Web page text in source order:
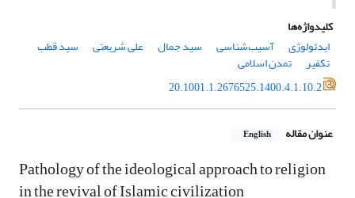
کلیدواژه‌ها
ایدئولوژی
آسیب‌شناسی سید جمال علی شریعتی سید قطب
تکفیر
تمدن اسلامی
20.1001.1.2676525.1400.4.1.10.2
عنوان مقاله English
Pathology of the ideological approach to religion
in the revival of Islamic civilization